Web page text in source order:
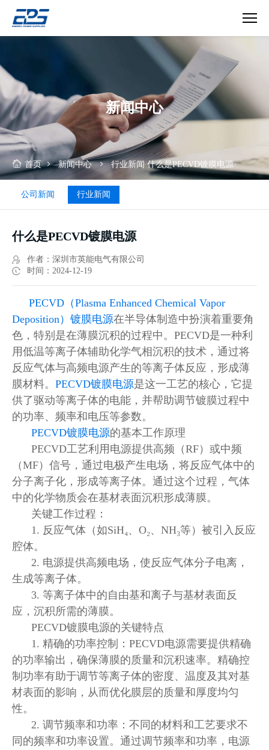
是
PECVD
镀
膜
电
源
新闻中心
首页 新闻中心 行业新闻 什么是PECVD镀膜电源
公司新闻 行业新闻
什么是PECVD镀膜电源
作者：深圳市英能电气有限公司
时间：2024-12-19
PECVD（Plasma Enhanced Chemical Vapor
Deposition）镀膜电源在半导体制造中扮演着重要角
色，特别是在薄膜沉积的过程中。PECVD是一种利
用低温等离子体辅助化学气相沉积的技术，通过将
反应气体与高频电源产生的等离子体反应，形成薄
膜材料。 PECVD镀膜电源是这一工艺的核心，它提
供了驱动等离子体的电能，并帮助调节镀膜过程中
的功率、频率和电压等参数。
PECVD镀膜电源的基本工作原理
PECVD工艺利用电源提供高频（RF）或中频
（MF）信号，通过电极产生电场，将反应气体中的
分子离子化，形成等离子体。通过这个过程，气体
中的化学物质会在基材表面沉积形成薄膜。
关键工作过程：
1. 反应气体（如SiH₄、O₂、NH₃等）被引入反应
腔体。
2. 电源提供高频电场，使反应气体分子电离，
生成等离子体。
3. 等离子体中的自由基和离子与基材表面反
应，沉积所需的薄膜。
PECVD镀膜电源的关键特点
1. 精确的功率控制：PECVD电源需要提供精确
的功率输出，确保薄膜的质量和沉积速率。精确控
制功率有助于调节等离子体的密度、温度及其对基
材表面的影响，从而优化膜层的质量和厚度均匀
性。
2. 调节频率和功率：不同的材料和工艺要求不
同的频率和功率设置。通过调节频率和功率，电源